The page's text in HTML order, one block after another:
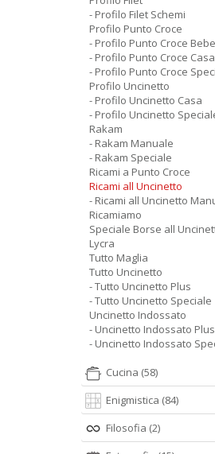
- Profilo Filet Schemi
Profilo Punto Croce
- Profilo Punto Croce Bebe
- Profilo Punto Croce Casa
- Profilo Punto Croce
Profilo Uncinetto
- Profilo Uncinetto Casa
- Profilo Uncinetto
Rakam
- Rakam Manuale
- Rakam Speciale
Ricami a Punto Croce
Ricami all Uncinetto
- Ricami all Uncinetto
Ricamiamo
Speciale Borse all
Lycra
Tutto Maglia
Tutto Uncinetto
- Tutto Uncinetto Plus
- Tutto Uncinetto Speciale
Uncinetto Indossato
- Uncinetto Indossato Plus
- Uncinetto Indossato
Cucina (58)
Enigmistica (84)
Filosofia (2)